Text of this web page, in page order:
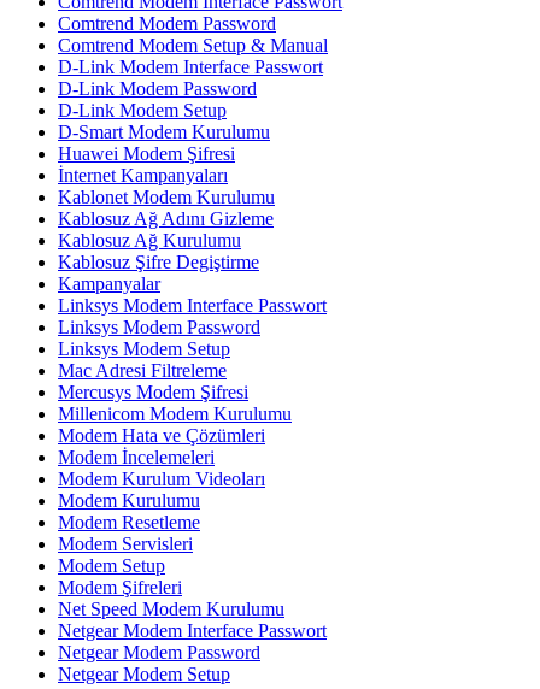
Comtrend Modem Password
Comtrend Modem Setup & Manual
D-Link Modem Interface Passwort
D-Link Modem Password
D-Link Modem Setup
D-Smart Modem Kurulumu
Huawei Modem Şifresi
İnternet Kampanyaları
Kablonet Modem Kurulumu
Kablosuz Ağ Adını Gizleme
Kablosuz Ağ Kurulumu
Kablosuz Şifre Degiştirme
Kampanyalar
Linksys Modem Interface Passwort
Linksys Modem Password
Linksys Modem Setup
Mac Adresi Filtreleme
Mercusys Modem Şifresi
Millenicom Modem Kurulumu
Modem Hata ve Çözümleri
Modem İncelemeleri
Modem Kurulum Videoları
Modem Kurulumu
Modem Resetleme
Modem Servisleri
Modem Setup
Modem Şifreleri
Net Speed Modem Kurulumu
Netgear Modem Interface Passwort
Netgear Modem Password
Netgear Modem Setup